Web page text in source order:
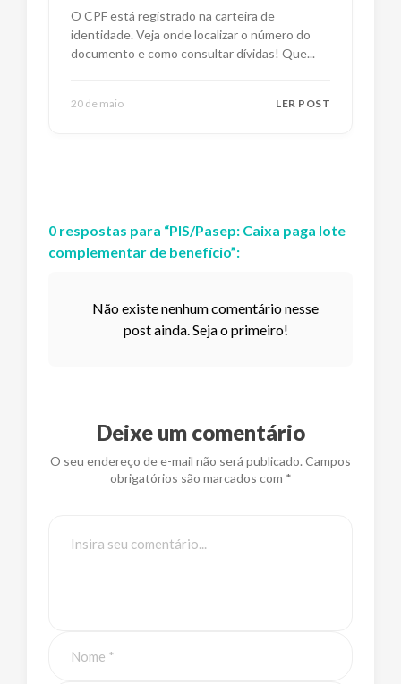
O CPF está registrado na carteira de
identidade. Veja onde localizar o número do
documento e como consultar dívidas! Que...
20 de maio LER POST
0 respostas para “PIS/Pasep: Caixa paga lote
complementar de benefício”:
Não existe nenhum comentário nesse
post ainda. Seja o primeiro!
Deixe um comentário
O seu endereço de e-mail não será publicado. Campos
obrigatórios são marcados com *